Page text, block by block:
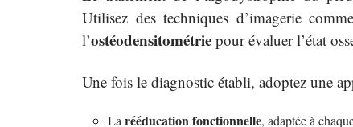
Utilisez des techniques d’imagerie
l’ostéodensitométrie pour évaluer l’état
Une fois le diagnostic établi, adoptez une
La rééducation fonctionnelle, adaptée à